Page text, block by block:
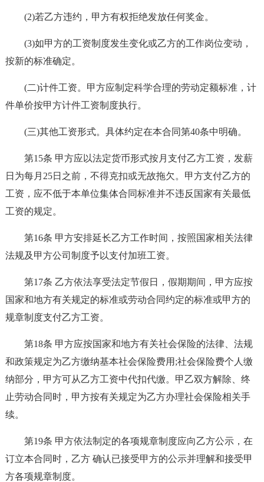
(2)若乙方违约，甲方有权拒绝发放任何奖金。
(3)如甲方的工资制度发生变化或乙方的工作岗位变动，
按新的标准确定。
(二)计件工资。甲方应制定科学合理的劳动定额标准，计
件单价按甲方计件工资制度执行。
(三)其他工资形式。具体约定在本合同第40条中明确。
第15条 甲方应以法定货币形式按月支付乙方工资，发薪
日为每月25日之前，不得克扣或无故拖欠。甲方支付乙方的
工资，应不低于本单位集体合同标准并不违反国家有关最低
工资的规定。
第16条 甲方安排延长乙方工作时间，按照国家相关法律
法规及甲方公司制度予以支付加班工资。
第17条 乙方依法享受法定节假日，假期期间，甲方应按
国家和地方有关规定的标准或劳动合同约定的标准或甲方的
规章制度支付乙方工资。
第18条 甲方应按国家和地方有关社会保险的法律、法规
和政策规定为乙方缴纳基本社会保险费用;社会保险费个人缴
纳部分，甲方可从乙方工资中代扣代缴。甲乙双方解除、终
止劳动合同时，甲方按有关规定为乙方办理社会保险相关手
续。
第19条 甲方依法制定的各项规章制度应向乙方公示，在
订立本合同时，乙方 确认已接受甲方的公示并理解和接受甲
方各项规章制度。